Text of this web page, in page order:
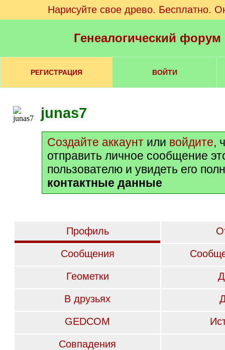
Нарисуйте свое древо. Бесплатно.
Генеалогический
РЕГИСТРАЦИЯ ВОЙТИ
junas7
Создайте аккаунт или войдите,
отправить личное сообщение
пользователю и увидеть его
контактные данные
Профиль
Сообщения
Геометки
В друзьях
GEDCOM
Совпадения